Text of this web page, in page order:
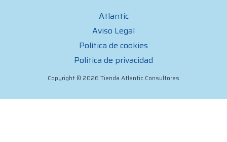
Atlantic
Aviso Legal
Política de cookies
Política de privacidad
Copyright © 2026 Tienda Atlantic Consultores